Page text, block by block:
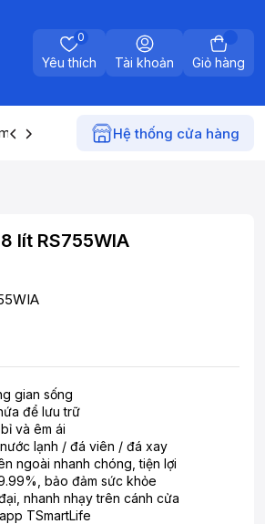
Yêu thích
0
Tài khoản Giỏ hàng
Máy nước nóng Điện gia
Hệ thống cửa hàng
lít RS755WIA
gian sống
để lưu trữ
và êm ái
lạnh / đá viên / đá xay
ngoài nhanh chóng, tiện lợi
bảo đảm sức khỏe
nhanh nhạy trên cánh cửa
TSmartLife